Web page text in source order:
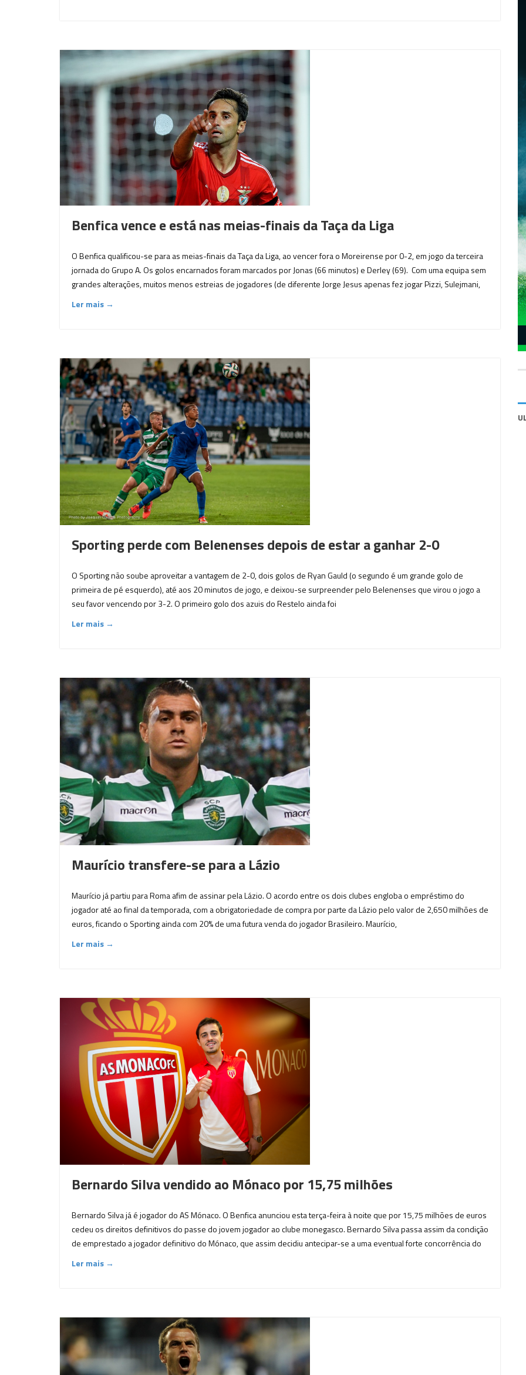
Benfica vence e está nas meias-finais da Taça da Liga
O Benfica qualificou-se para as meias-finais da Taça da Liga, ao vencer fora o Moreirense por 0-2, em jogo da terceira
jornada do Grupo A. Os golos encarnados foram marcados por Jonas (66 minutos) e Derley (69). Com uma equipa sem
grandes alterações, muitos menos estreias de jogadores (de diferente Jorge Jesus apenas fez jogar Pizzi, Sulejmani,
Ler mais →
Sporting perde com Belenenses depois de estar a ganhar 2-0
O Sporting não soube aproveitar a vantagem de 2-0, dois golos de Ryan Gauld (o segundo é um grande golo de
primeira de pé esquerdo), até aos 20 minutos de jogo, e deixou-se surpreender pelo Belenenses que virou o jogo a
seu favor vencendo por 3-2. O primeiro golo dos azuis do Restelo ainda foi
Ler mais →
Maurício transfere-se para a Lázio
Maurício já partiu para Roma afim de assinar pela Lázio. O acordo entre os dois clubes engloba o empréstimo do
jogador até ao final da temporada, com a obrigatoriedade de compra por parte da Lázio pelo valor de 2,650 milhões de
euros, ficando o Sporting ainda com 20% de uma futura venda do jogador Brasileiro. Maurício,
Ler mais →
Bernardo Silva vendido ao Mónaco por 15,75 milhões
Bernardo Silva já é jogador do AS Mónaco. O Benfica anunciou esta terça-feira à noite que por 15,75 milhões de euros
cedeu os direitos definitivos do passe do jovem jogador ao clube monegasco. Bernardo Silva passa assim da condição
de emprestado a jogador definitivo do Mónaco, que assim decidiu antecipar-se a uma eventual forte concorrência do
Ler mais →